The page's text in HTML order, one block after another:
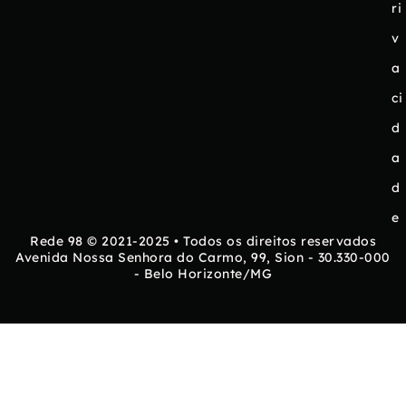
ri
v
a
ci
d
a
d
e
Rede 98 © 2021-2025 • Todos os direitos reservados
Avenida Nossa Senhora do Carmo, 99, Sion - 30.330-000
- Belo Horizonte/MG